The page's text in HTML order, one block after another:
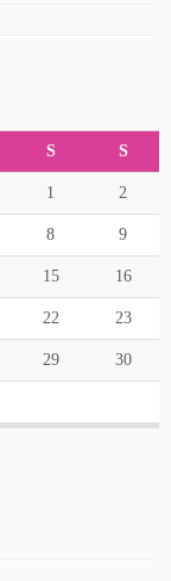
S S
1 2
8 9
15 16
22 23
29 30